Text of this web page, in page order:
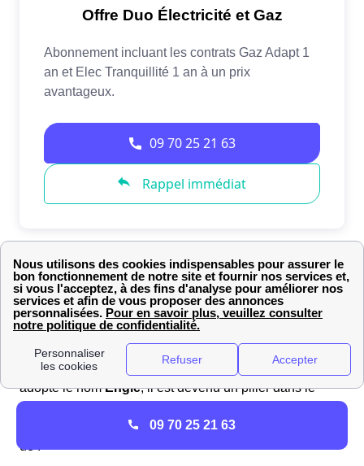
L'engagement d'Engie (ex EDF-GDF) dans la ville de
Laneuveville-Devant-Nancy
Le groupe Engie, anciennement connu sous le nom de
GDF Suez, étend son activité de distribution de gaz
naturel sur tout le territoire français. Ayant subi plusieurs
transformations, dont la plus récente en
2015 où il a
adopté le nomEngie, il est devenu un pilier dans le
domaine énergétique, avec une présence notable dans
de Laneuveville-Devant-Nancy
de :
09 70 25 21 63